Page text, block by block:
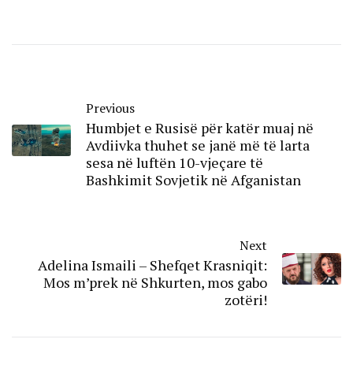
Previous
Humbjet e Rusisë për katër muaj në
Avdiivka thuhet se janë më të larta
sesa në luftën 10-vjeçare të
Bashkimit Sovjetik në Afganistan
Next
Adelina Ismaili – Shefqet Krasniqit:
Mos m’prek në Shkurten, mos gabo
zotëri!